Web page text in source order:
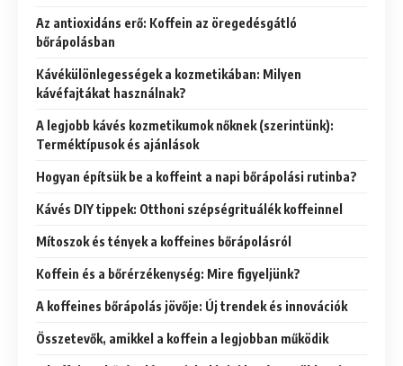
Az antioxidáns erő: Koffein az öregedésgátló
bőrápolásban
Kávékülönlegességek a kozmetikában: Milyen
kávéfajtákat használnak?
A legjobb kávés kozmetikumok nőknek (szerintünk):
Terméktípusok és ajánlások
Hogyan építsük be a koffeint a napi bőrápolási rutinba?
Kávés DIY tippek: Otthoni szépségrituálék koffeinnel
Mítoszok és tények a koffeines bőrápolásról
Koffein és a bőrérzékenység: Mire figyeljünk?
A koffeines bőrápolás jövője: Új trendek és innovációk
Összetevők, amikkel a koffein a legjobban működik